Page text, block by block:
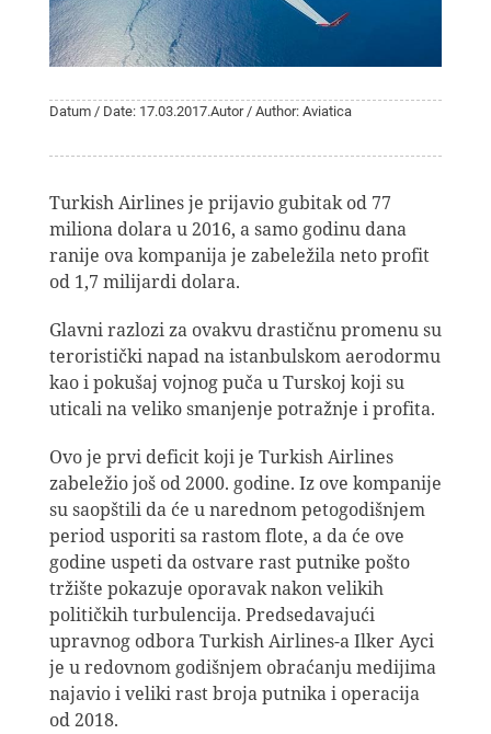
Datum / Date: 17.03.2017.Autor / Author: Aviatica
Turkish Airlines je prijavio gubitak od 77
miliona dolara u 2016, a samo godinu dana
ranije ova kompanija je zabeležila neto profit
od 1,7 milijardi dolara.
Glavni razlozi za ovakvu drastičnu promenu su
teroristički napad na istanbulskom aerodormu
kao i pokušaj vojnog puča u Turskoj koji su
uticali na veliko smanjenje potražnje i profita.
Ovo je prvi deficit koji je Turkish Airlines
zabeležio još od 2000. godine. Iz ove kompanije
su saopštili da će u narednom petogodišnjem
period usporiti sa rastom flote, a da će ove
godine uspeti da ostvare rast putnike pošto
tržište pokazuje oporavak nakon velikih
političkih turbulencija. Predsedavajući
upravnog odbora Turkish Airlines-a Ilker Ayci
je u redovnom godišnjem obraćanju medijima
najavio i veliki rast broja putnika i operacija
od 2018.